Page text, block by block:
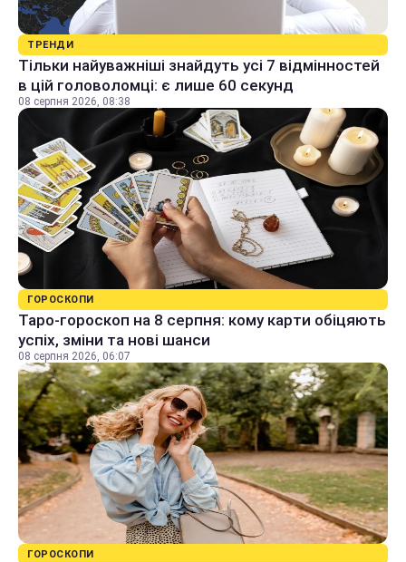
ТРЕНДИ
Тільки найуважніші знайдуть усі 7 відмінностей
в цій головоломці: є лише 60 секунд
08 серпня 2026, 08:38
ГОРОСКОПИ
Таро-гороскоп на 8 серпня: кому карти обіцяють
успіх, зміни та нові шанси
08 серпня 2026, 06:07
ГОРОСКОПИ